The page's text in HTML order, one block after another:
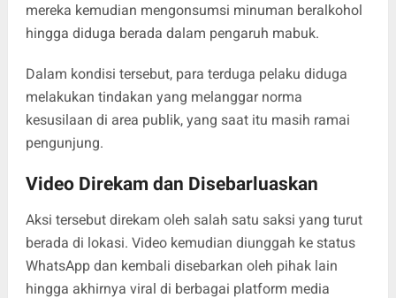
mereka kemudian mengonsumsi minuman beralkohol
hingga diduga berada dalam pengaruh mabuk.
Dalam kondisi tersebut, para terduga pelaku diduga
melakukan tindakan yang melanggar norma
kesusilaan di area publik, yang saat itu masih ramai
pengunjung.
Video Direkam dan Disebarluaskan
Aksi tersebut direkam oleh salah satu saksi yang turut
berada di lokasi. Video kemudian diunggah ke status
WhatsApp dan kembali disebarkan oleh pihak lain
hingga akhirnya viral di berbagai platform media